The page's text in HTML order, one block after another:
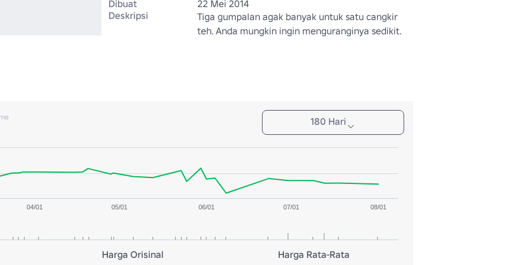
Dibuat
22 Mei 2014
Deskripsi
Tiga gumpalan agak banyak untuk satu cangkir
teh. Anda mungkin ingin menguranginya sedikit.
180 Hari
04/01 05/01 06/01 07/01 08/01
Harga Orisinal Harga Rata-Rata